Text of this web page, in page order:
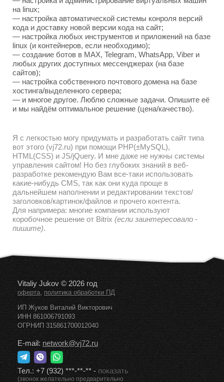
на linux;
— настройка автоматической системы конроля версий
кода и доставку новой версии кода на сайт;
— настройка любых инструментов и приложений на базе
linux (и контейнеров, если необходимо);
— создание ботов в MAX, Telegram, WhatsApp, Viber и
любых других доступных мессенджерах (на базе
сайтов);
— настройка собственного почтового домена на базе
хостинга/выделенного сервера;
— и многое другое. Люблю сложные задачи. Опишите её
и мы найдём оптимальное решение (цена/качество).
Я с легкостью могу придумать и разработать сайт типа
вот этого (vj72.ru) при помощи PHP(±MySQL),
HTML(CSS) и JS/jQuery. И мне даже не нужны системы
управления сайтом! Но без глубоких знаний в веб-
разработке рекомендую Вам все-таки использовать
какие-нибудь CMS, так как они куда проще в
дальнейшем наполнении и редактировании текстов/
заголовков/картинок/файлов и прочего контента.
Для напримера: многие компании используют
коробочное решение от Bitrix (если заинтересовало -
пишите).
Vitaliy Jukov © 2026 год
оферта,политика обработки ПД
ИП Жуков Виталий Викторович
ИНН 861006791093
ОГРНИП 315861700012040
E-mail:network@vj72.ru
Тел.:+7 (932) ***-**-**-показать
(звонок желательно предварительно